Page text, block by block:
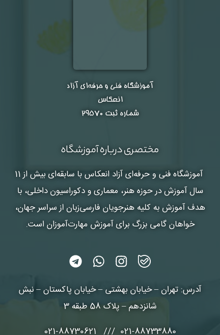
آموزشگاه فنی و حرفه‌ای آزاد
انعکاس
شماره ثبت ۲۹۵۷۰
مختصری درباره آموزشگاه
آموزشگاه فنی و حرفه‌ای آزاد انعکاس
با سابقه‌ای بیش از 11
سال آموزش در حوزه هنر، معماری و دکوراسیون داخلی، با
هدف آموزش به کلیه هنرجویان فارسی‌زبان از سراسر جهان،
خواهان گامی بزرگ برای آموزش مهارت‌آموزان است.
آدرس: تهران – خیابان بهشتی – خیابان پاکستان – نبش
شانزدهم – پلاک 58 طبقه 3
021-88733880 /// 021-88730621